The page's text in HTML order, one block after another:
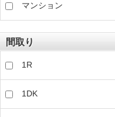
マンション
間取り
1R
1DK